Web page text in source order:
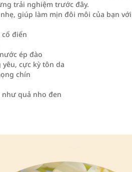
trải nghiệm trước đây.
giúp làm mịn đôi môi của bạn
cổ điển
ép đào
cực kỳ tôn da
chín
quả nho đen